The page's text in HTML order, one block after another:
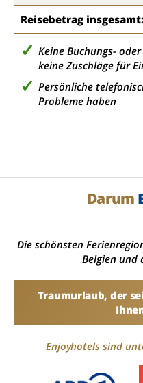
Reisebetrag insgesamt:
Keine Buchungs-
keine Zuschläge für
Persönliche
Probleme haben
Darum
Die schönsten
Belgien und
Traumurlaub, der
Enjoyhotels sind